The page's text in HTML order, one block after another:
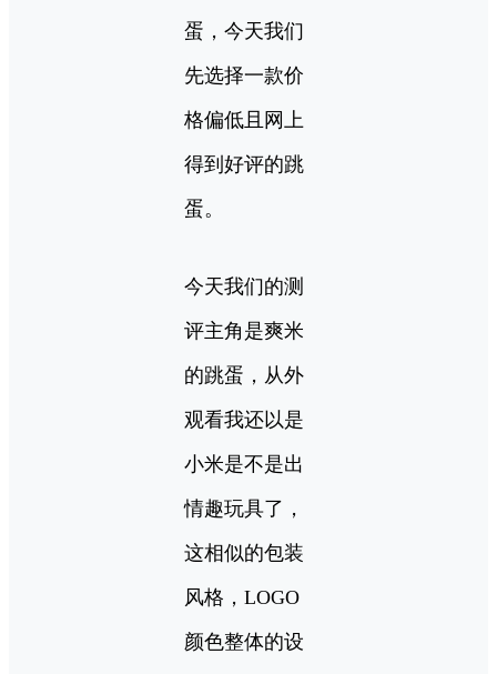
蛋，今天我们
先选择一款价
格偏低且网上
得到好评的跳
蛋。
今天我们的测
评主角是爽米
的跳蛋，从外
观看我还以是
小米是不是出
情趣玩具了，
这相似的包装
风格，LOGO
颜色整体的设